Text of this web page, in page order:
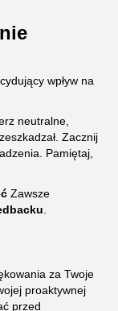
wpływ na
neutralne,
Zacznij
Pamiętaj,
Zawsze
za Twoje
proaktywnej
przed